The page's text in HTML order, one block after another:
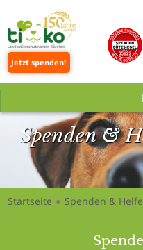
Jetzt spenden!
Spenden &
Startseite ● Spenden &